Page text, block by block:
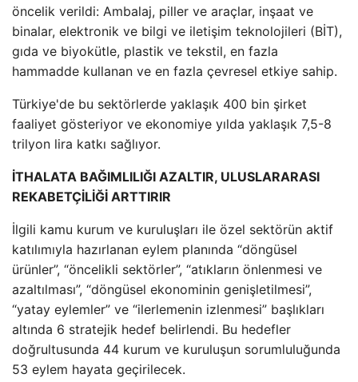
öncelik verildi: Ambalaj, piller ve araçlar, inşaat ve
binalar, elektronik ve bilgi ve iletişim teknolojileri (BİT),
gıda ve biyokütle, plastik ve tekstil, en fazla
hammadde kullanan ve en fazla çevresel etkiye sahip.
Türkiye'de bu sektörlerde yaklaşık 400 bin şirket
faaliyet gösteriyor ve ekonomiye yılda yaklaşık 7,5-8
trilyon lira katkı sağlıyor.
İTHALATA BAĞIMLILIĞI AZALTIR, ULUSLARARASI
REKABETÇİLİĞİ ARTTIRIR
İlgili kamu kurum ve kuruluşları ile özel sektörün aktif
katılımıyla hazırlanan eylem planında “döngüsel
ürünler”, “öncelikli sektörler”, “atıkların önlenmesi ve
azaltılması”, “döngüsel ekonominin genişletilmesi”,
“yatay eylemler” ve “ilerlemenin izlenmesi” başlıkları
altında 6 stratejik hedef belirlendi. Bu hedefler
doğrultusunda 44 kurum ve kuruluşun sorumluluğunda
53 eylem hayata geçirilecek.